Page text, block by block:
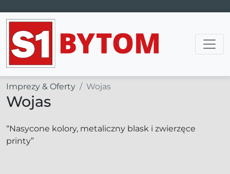
Main Navigation
Imprezy & Oferty Wojas
Wojas
“Nasycone kolory, metaliczny blask i zwierzęce
printy”